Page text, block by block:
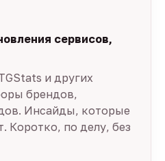
сервисов,
и других
брендов,
Инсайды, которые
Коротко, по делу, без